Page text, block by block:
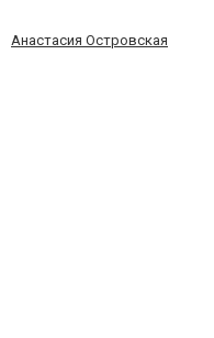
Анастасия Островская